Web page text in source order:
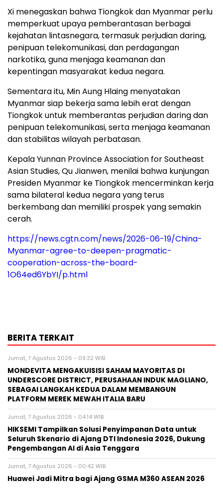
Xi menegaskan bahwa Tiongkok dan Myanmar perlu
memperkuat upaya pemberantasan berbagai
kejahatan lintasnegara, termasuk perjudian daring,
penipuan telekomunikasi, dan perdagangan
narkotika, guna menjaga keamanan dan
kepentingan masyarakat kedua negara.
Sementara itu, Min Aung Hlaing menyatakan
Myanmar siap bekerja sama lebih erat dengan
Tiongkok untuk memberantas perjudian daring dan
penipuan telekomunikasi, serta menjaga keamanan
dan stabilitas wilayah perbatasan.
Kepala Yunnan Province Association for Southeast
Asian Studies, Qu Jianwen, menilai bahwa kunjungan
Presiden Myanmar ke Tiongkok mencerminkan kerja
sama bilateral kedua negara yang terus
berkembang dan memiliki prospek yang semakin
cerah.
https://news.cgtn.com/news/2026-06-19/China-
Myanmar-agree-to-deepen-pragmatic-
cooperation-across-the-board-
1O64ed6YbYI/p.html
BERITA TERKAIT
Jumat, 7 Agustus 2026 - 09:32 WIB
MONDEVITA MENGAKUISISI SAHAM MAYORITAS DI
UNDERSCORE DISTRICT, PERUSAHAAN INDUK MAGLIANO,
SEBAGAI LANGKAH KEDUA DALAM MEMBANGUN
PLATFORM MEREK MEWAH ITALIA BARU
Jumat, 7 Agustus 2026 - 04:14 WIB
HIKSEMI Tampilkan Solusi Penyimpanan Data untuk
Seluruh Skenario di Ajang DTI Indonesia 2026, Dukung
Pengembangan AI di Asia Tenggara
Jumat, 7 Agustus 2026 - 00:42 WIB
Huawei Jadi Mitra bagi Ajang GSMA M360 ASEAN 2026